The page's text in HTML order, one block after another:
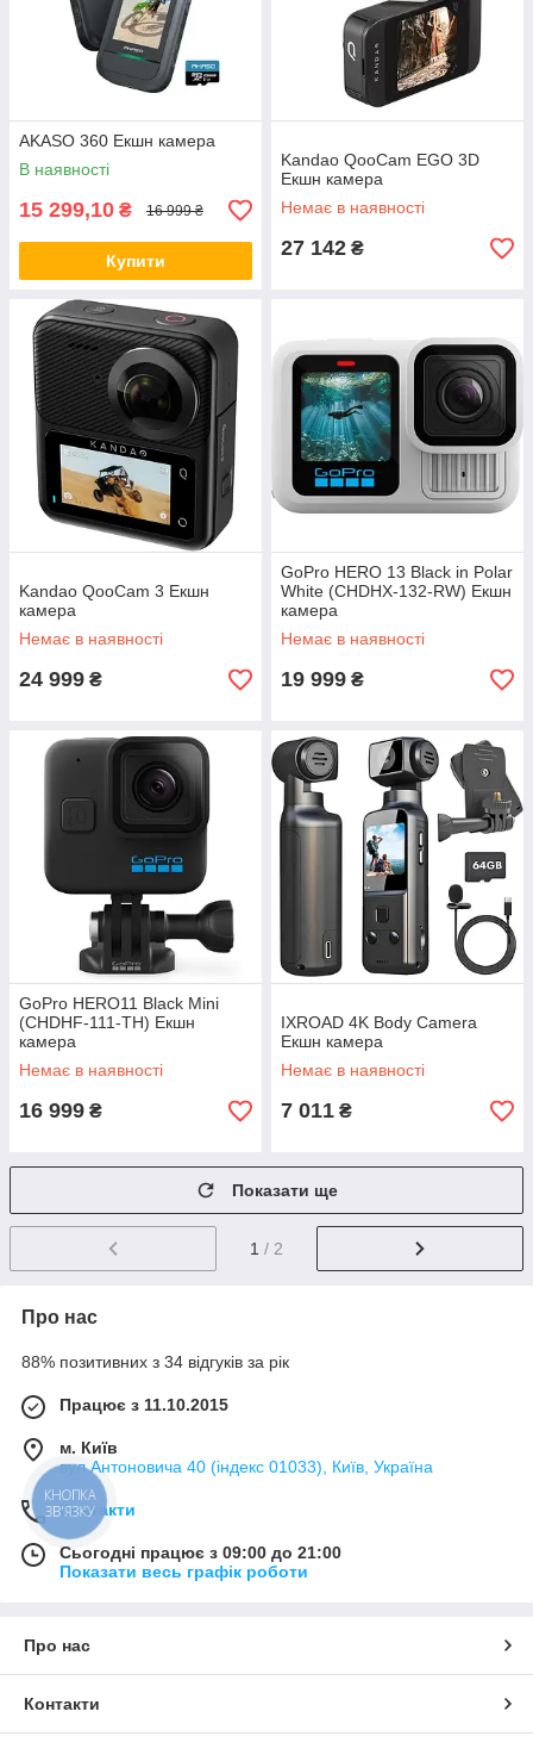
AKASO 360 Екшн камера
В наявності
15 299,10 ₴ 16 999 ₴
Купити
Kandao QooCam EGO 3D
Екшн камера
Немає в наявності
27 142 ₴
Kandao QooCam 3 Екшн
камера
Немає в наявності
24 999 ₴
GoPro HERO 13 Black in Polar
White (CHDHX-132-RW) Екшн
камера
Немає в наявності
19 999 ₴
GoPro HERO11 Black Mini
(CHDHF-111-TH) Екшн
камера
Немає в наявності
16 999 ₴
IXROAD 4K Body Camera
Екшн камера
Немає в наявності
7 011 ₴
Показати ще
1 / 2
Про нас
88% позитивних з 34 відгуків за рік
Працює з 11.10.2015
м. Київ
вул Антоновича 40 (індекс 01033), Київ, Україна
Контакти
Сьогодні працює з 09:00 до 21:00
Показати весь графік роботи
Про нас
Контакти
КНОПКА
ЗВ'ЯЗКУ